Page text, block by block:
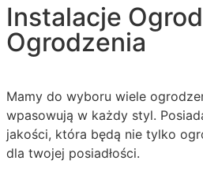
Instalacje
Ogrodzenia
Mamy do wyboru wiele
wpasowują w każdy styl.
jakości, która będą nie tylko
dla twojej posiadłości.